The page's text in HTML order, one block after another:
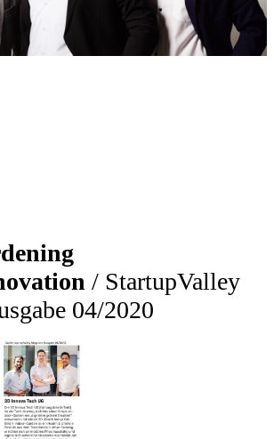
/ StartupValley
04/2020